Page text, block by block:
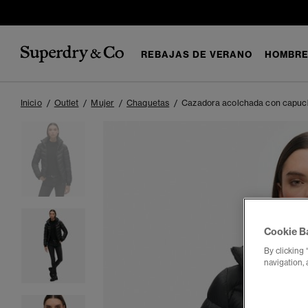
REBAJAS DE VERANO HOMBRE
Inicio Outlet Mujer Chaquetas Cazadora acolchada con
Cookie
By clicking
navigation,